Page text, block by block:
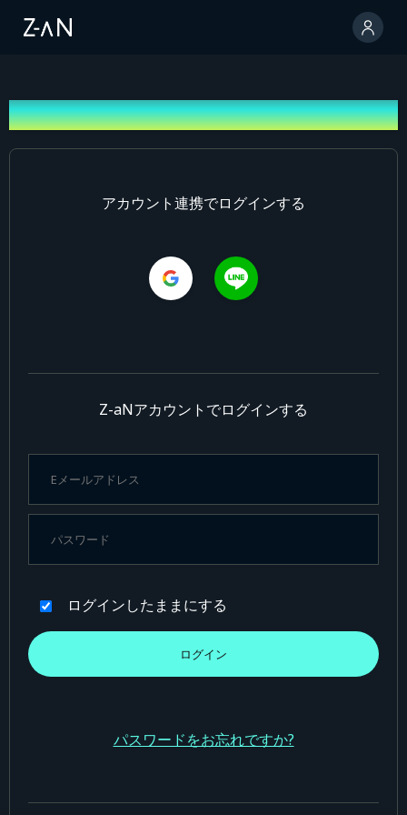
ログイン
アカウント連携でログインする
Z-aNアカウントでログインする
ログインしたままにする
パスワードをお忘れですか?